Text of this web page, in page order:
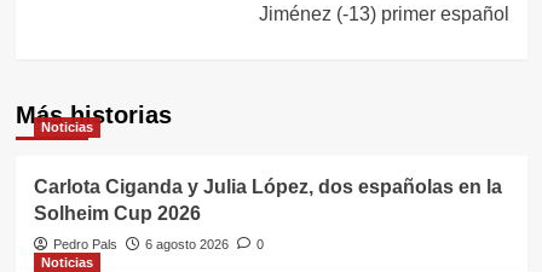
Jiménez (-13) primer español
Más historias
Noticias
Carlota Ciganda y Julia López, dos españolas en la
Solheim Cup 2026
Pedro Pals 6 agosto 2026
0
Noticias